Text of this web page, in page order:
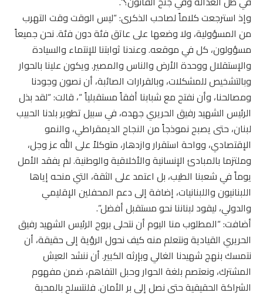
وإذ استرجعت كلاماً لصاحب الذكرى: “ليس الوقت وقت التهرب
من المسؤولية، ولا وضعها على عاتق فئة دون فئة. نحن جميعاً
مسؤولون، كل في موقعه. وعندنا ثوابتنا للإنتماء والسيادة
والإستقلال ووحدة الأرض والناس والمصير. ويكون علينا بالحوار
وبالتشخيص للمشكلات، وبالقرارات الصائبة، أن نصون وجودنا
ومصالحنا، وأن نفتح مع شبابنا أفقاً مستقبلياً “، قالت: “لقد بذل
الرئيس الشهيد رفيق الحريري جهده، في سبيل تطوير بلدنا الحبيب
لبنان، حتى يصبح نموذجاً من النجاح الديمقراطي، والنمو
الإقتصادي، وواحة استقرار وازدهار، متوكلاً على الله عز وجل،
وملتزما بالمبادئ الإنسانية والأخلاقية والوطنية. لم يفقد الأمل
يوماً في شعبنا الطيب، بل اعتمد على الثقة، التي منحه إياها
اللبنانيون واللبنانيات، إضافة إلى دعم المحفلين الإقليمي
والدولي، ليقود لبناننا نحو مستقبل أفضل”.
أضافت: “المطلوب منا اليوم أن نتحلى بروح الرئيس الشهيد رفيق
الحريري القيادية ونتعلم منه كيف نحول الرؤية إلى حقيقة، أن
نتمسك بنهج شهيدنا الغالي وبإرثه الكبير. أن ننشد العيش
المشترك، ونعتصم بلغة الحوار وحبل التفاهم، ضمن مفهوم
الشراكة الحقيقية حتى نصل إلى بر الأمان. فلنتسلح بالمحبة